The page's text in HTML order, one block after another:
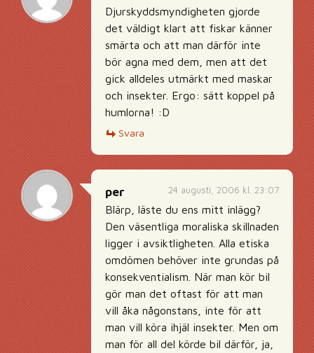
Djurskyddsmyndigheten gjorde
det väldigt klart att fiskar känner
smärta och att man därför inte
bör agna med dem, men att det
gick alldeles utmärkt med maskar
och insekter. Ergo: sätt koppel på
humlorna! :D
Svara
24 augusti, 2006 kl. 23:07
per
Blärp, läste du ens mitt inlägg?
Den väsentliga moraliska skillnaden
ligger i avsiktligheten. Alla etiska
omdömen behöver inte grundas på
konsekventialism. När man kör bil
gör man det oftast för att man
vill åka någonstans, inte för att
man vill köra ihjäl insekter. Men om
man för all del körde bil därför, ja,